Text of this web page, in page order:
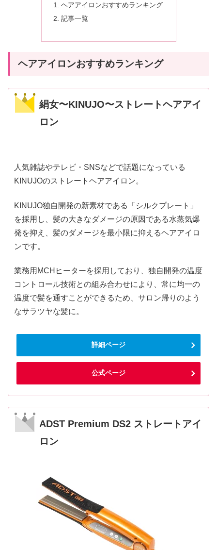
ヘアアイロンおすすめランキング
記事一覧
ヘアアイロンおすすめランキング
絹女〜KINUJO〜ストレートヘアアイ
ロン
人気雑誌やテレビ・SNSなどで話題になっている
KINUJOのストレートヘアアイロン。
KINUJO独自開発の新素材である「シルクプレート」
を採用し、髪の大きなダメージの原因である水蒸気爆
発を抑え、髪のダメージを最小限に抑えるヘアアイロ
ンです。
業務用MCHヒーターを採用しており、独自開発の温度
コントロール技術との組み合わせにより、常に均一の
温度で髪を通すことができるため、サロン帰りのよう
なサラツヤな髪に。
詳細ページ
公式ページ
ADST Premium DS2 ストレートアイ
ロン